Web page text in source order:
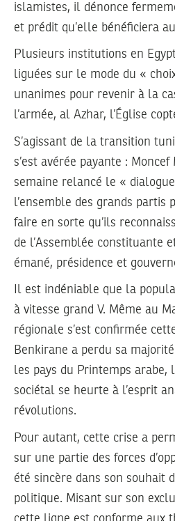
islamistes, il dénonce
et prédit qu’elle bénéficiera
Plusieurs institutions en
liguées sur le mode du «
unanimes pour revenir à la
l’armée, al Azhar, l’Église
S’agissant de la transition
s’est avérée payante :
semaine relancé le «
l’ensemble des grands partis
faire en sorte qu’ils
de l’Assemblée constituante
émané, présidence et
Il est indéniable que la
à vitesse grand V. Même au
régionale s’est confirmée
Benkirane a perdu sa
les pays du Printemps arabe,
sociétal se heurte à l’esprit
révolutions.
Pour autant, cette crise a
sur une partie des forces
été sincère dans son souhait
politique. Misant sur son